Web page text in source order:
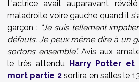
L'actrice avait auparavant
maladroite voire gauche quand il
garçon : "Je suis tellement
défauts. Je peux même dire à un
sortons ensemble".Avis aux
le très attendu Harry Potter
mort partie 2sortira en salles le